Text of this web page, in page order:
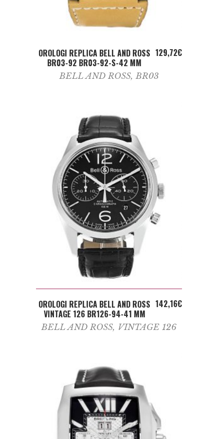
ADD TO CART
OROLOGI REPLICA BELL AND ROSS
BR03-92 BR03-92-S-42 MM
129,72€
BELL AND ROSS,BR03
ADD TO CART
OROLOGI REPLICA BELL AND ROSS
VINTAGE 126 BR126-94-41 MM
142,16€
BELL AND ROSS, VINTAGE 126